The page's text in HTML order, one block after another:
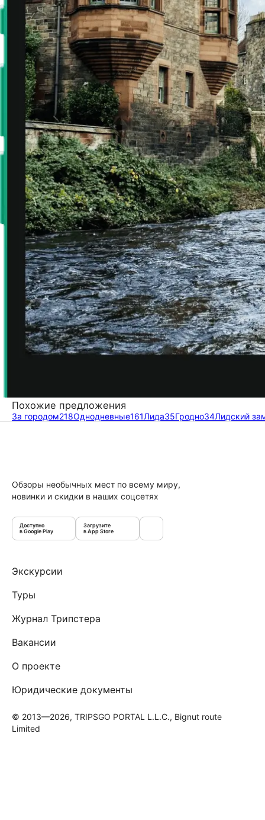
Похожие предложения
За городом218Однодневные161Лида35Гродно34Лидский
Обзоры необычных мест по всему миру,
новинки и скидки в наших соцсетях
Доступно
в Google Play
Загрузите
в App Store
Экскурсии
Туры
Журнал Трипстера
Вакансии
О проекте
Юридические документы
© 2013—2026, TRIPSGO PORTAL L.L.C., Bignut route
Limited